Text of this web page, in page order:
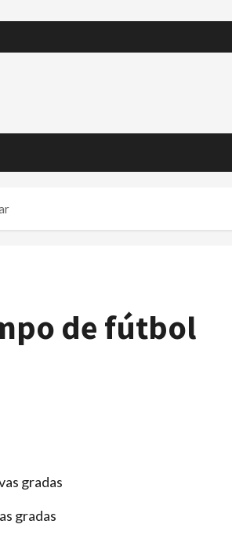
de fútbol
gradas